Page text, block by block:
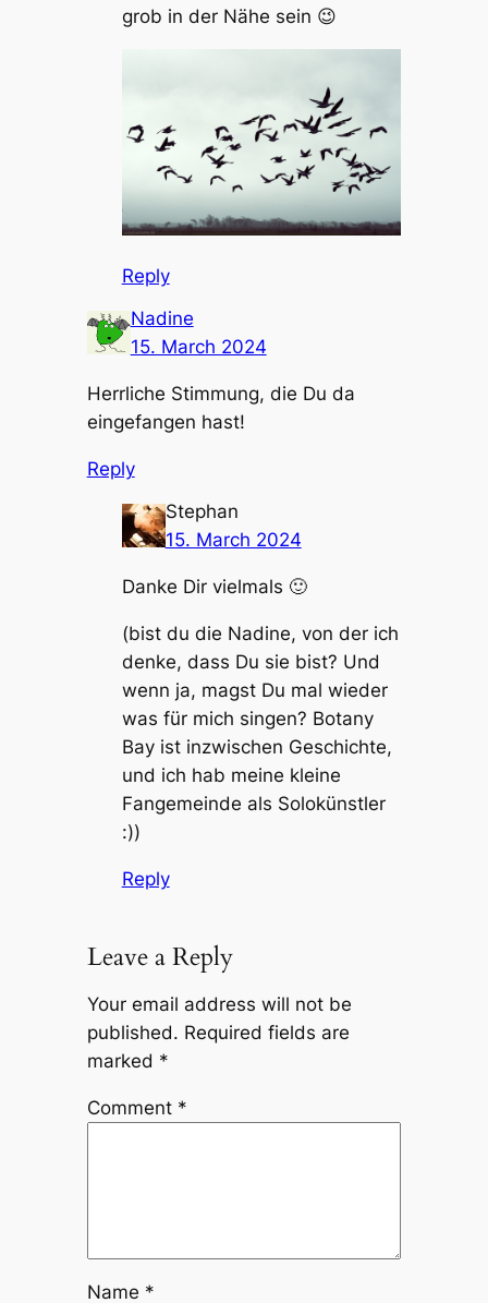
grob in der Nähe sein 😉
Reply
Nadine
15. March 2024
Herrliche Stimmung, die Du da
eingefangen hast!
Reply
Stephan
15. March 2024
Danke Dir vielmals 🙂
(bist du die Nadine, von der ich
denke, dass Du sie bist? Und
wenn ja, magst Du mal wieder
was für mich singen? Botany
Bay ist inzwischen Geschichte,
und ich hab meine kleine
Fangemeinde als Solokünstler
:))
Reply
Leave a Reply
Your email address will not be
published. Required fields are
marked *
Comment *
Name *